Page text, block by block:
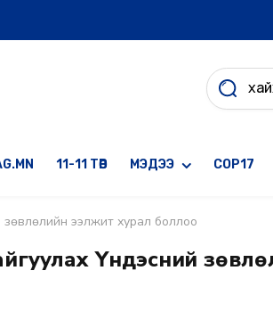
11-11 ТӨВ МЭДЭЭ COP17
зөвлөлийн ээлжит хурал боллоо
Үндэсний